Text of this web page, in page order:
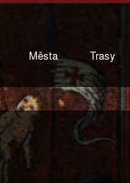
Města Trasy